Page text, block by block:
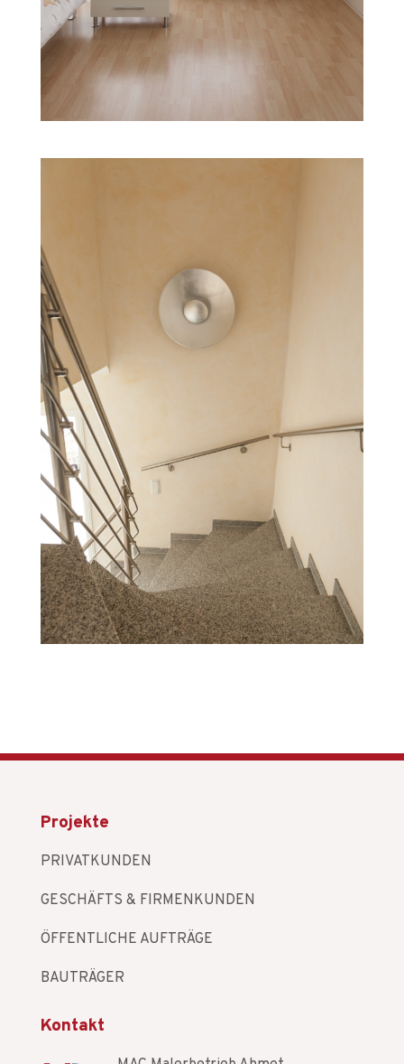
Projekte
PRIVATKUNDEN
GESCHÄFTS & FIRMENKUNDEN
ÖFFENTLICHE AUFTRÄGE
BAUTRÄGER
Kontakt